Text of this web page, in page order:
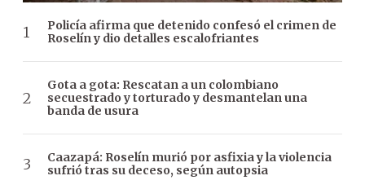
Policía afirma que detenido confesó el crimen de
Roselín y dio detalles escalofriantes
Gota a gota: Rescatan a un colombiano
secuestrado y torturado y desmantelan una
banda de usura
Caazapá: Roselín murió por asfixia y la violencia
sufrió tras su deceso, según autopsia